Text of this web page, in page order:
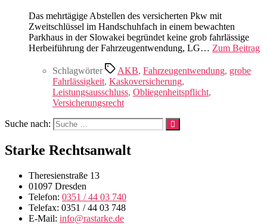
Das mehrtägige Abstellen des versicherten Pkw mit
Zweitschlüssel im Handschuhfach in einem bewachten
Parkhaus in der Slowakei begründet keine grob fahrlässige
Herbeiführung der Fahrzeugentwendung, LG… Zum Beitrag
Schlagwörter AKB, Fahrzeugentwendung, grobe
Fahrlässigkeit, Kaskoversicherung,
Leistungsausschluss, Obliegenheitspflicht,
Versicherungsrecht
Suche nach:
Starke Rechtsanwalt
Theresienstraße 13
01097 Dresden
Telefon: 0351 / 44 03 740
Telefax: 0351 / 44 03 748
E-Mail: info@rastarke.de